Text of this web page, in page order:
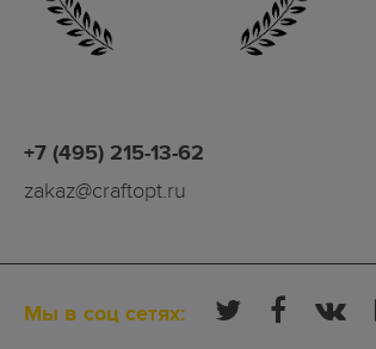
+7 (495) 215-13-62
zakaz@craftopt.ru
Мы в соц сетях: